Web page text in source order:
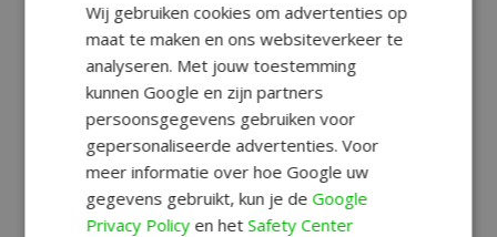
Wij gebruiken cookies om advertenties op
maat te maken en ons websiteverkeer te
analyseren. Met jouw toestemming
kunnen Google en zijn partners
persoonsgegevens gebruiken voor
gepersonaliseerde advertenties. Voor
meer informatie over hoe Google uw
gegevens gebruikt, kun je deGoogle
Privacy Policyen hetSafety Center